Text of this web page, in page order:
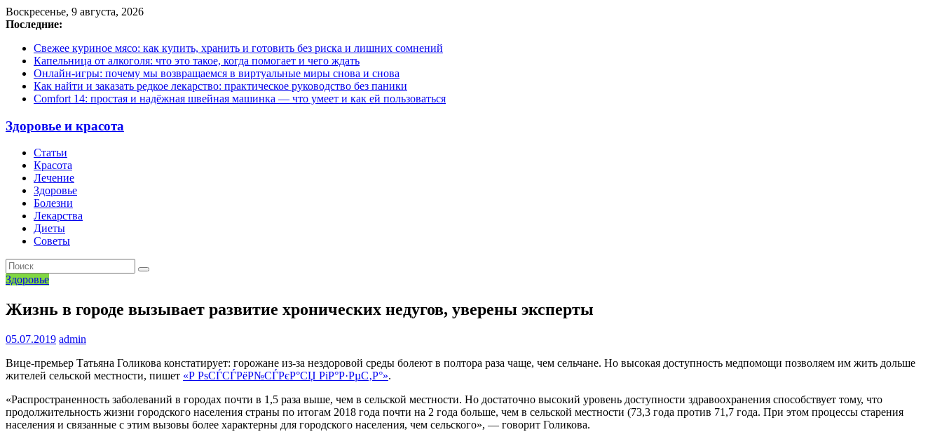
Воскресенье, 9 августа, 2026
Последние:
Свежее куриное мясо: как купить, хранить и готовить без риска и лишних сомнений
Капельница от алкоголя: что это такое, когда помогает и чего ждать
Онлайн-игры: почему мы возвращаемся в виртуальные миры снова и снова
Как найти и заказать редкое лекарство: практическое руководство без паники
Comfort 14: простая и надёжная швейная машинка — что умеет и как ей пользоваться
Здоровье и красота
Статьи
Красота
Лечение
Здоровье
Болезни
Лекарства
Диеты
Советы
Здоровье
Жизнь в городе вызывает развитие хронических недугов, уверены эксперты
05.07.2019 admin
Вице-премьер Татьяна Голикова констатирует: горожане из-за нездоровой среды болеют в полтора раза чаще, чем сельчане. Но высокая доступность медпомощи позволяем им жить дольше
жителей сельской местности, пишет «Р РѕСЃСЃРёР№СЃРєР°СЏ РіР°Р·РµС‚Р°».
«Распространенность заболеваний в городах почти в 1,5 раза выше, чем в сельской местности. Но достаточно высокий уровень доступности здравоохранения способствует тому, что
продолжительность жизни городского населения страны по итогам 2018 года почти на 2 года больше, чем в сельской местности (73,3 года против 71,7 года. При этом процессы старения
населения и связанные с этим вызовы более характерны для городского населения, чем сельского», — говорит Голикова.